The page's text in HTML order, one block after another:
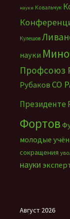
науки Ковальчук
Кулешов
науки
Профсоюз
Рубаков СО
Президенте
Фортов
молодые
сокращения
науки
Август 2026